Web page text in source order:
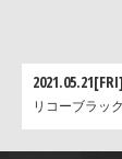
2021.05.21[FRI]
リコーブラッ